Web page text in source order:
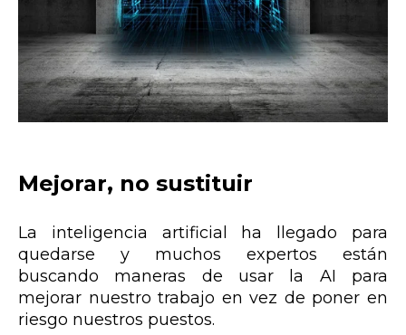
Mejorar, no sustituir
La inteligencia artificial ha llegado para
quedarse y muchos expertos están
buscando maneras de usar la AI para
mejorar nuestro trabajo en vez de poner en
riesgo nuestros puestos.